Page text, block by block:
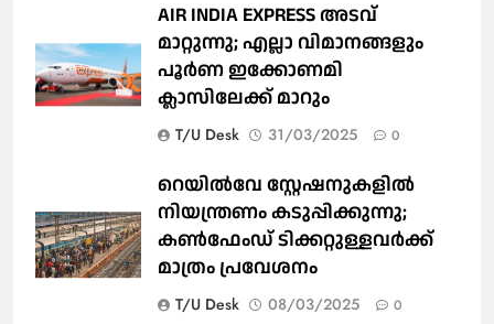
AIR INDIA EXPRESS അടവ്
മാറ്റുന്നു; എല്ലാ വിമാനങ്ങളും
പൂര്‍ണ ഇക്കോണമി
ക്ലാസിലേക്ക് മാറും
T/U Desk 31/03/2025 0
റെയില്‍വേ സ്റ്റേഷനുകളിൽ
നിയന്ത്രണം കടുപ്പിക്കുന്നു;
കണ്‍ഫേംഡ് ടിക്കറ്റുള്ളവര്‍ക്ക്
മാത്രം പ്രവേശനം
T/U Desk 08/03/2025 0